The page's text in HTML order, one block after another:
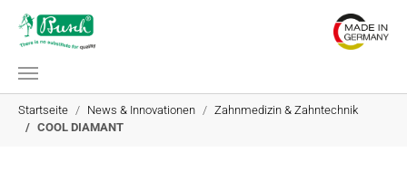
Zum Hauptinhalt springen
Sie sind hier:
Startseite
News & Innovationen
Zahnmedizin & Zahntechnik
COOL DIAMANT